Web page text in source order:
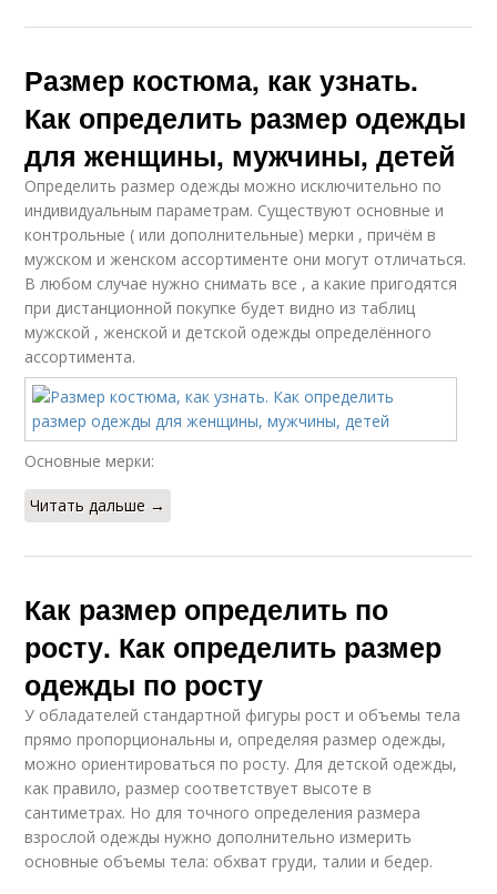
Размер костюма, как узнать.
Как определить размер одежды
для женщины, мужчины, детей
Определить размер одежды можно исключительно по
индивидуальным параметрам. Существуют основные и
контрольные ( или дополнительные) мерки , причём в
мужском и женском ассортименте они могут отличаться.
В любом случае нужно снимать все , а какие пригодятся
при дистанционной покупке будет видно из таблиц
мужской , женской и детской одежды определённого
ассортимента.
Основные мерки:
Читать дальше →
Как размер определить по
росту. Как определить размер
одежды по росту
У обладателей стандартной фигуры рост и объемы тела
прямо пропорциональны и, определяя размер одежды,
можно ориентироваться по росту. Для детской одежды,
как правило, размер соответствует высоте в
сантиметрах. Но для точного определения размера
взрослой одежды нужно дополнительно измерить
основные объемы тела: обхват груди, талии и бедер.